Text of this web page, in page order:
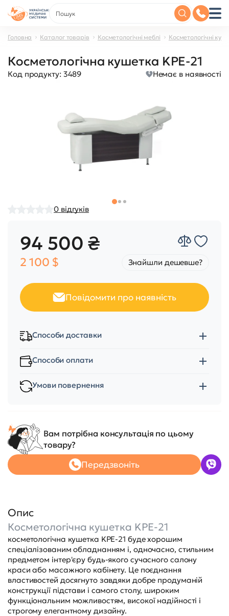
Головна Каталог товарів Косметологічні меблі Косметологічні
Косметологічна кушетка KPE-21
Код продукту: 3489 Немає в наявності
0 відгуків
94 500 ₴
2 100 $ Знайшли дешевше?
Повідомити про наявність
Способи доставки
Способи оплати
Умови повернення
Вам потрібна консультація по цьому
товару?
Передзвоніть
Опис
Косметологічна кушетка KPE-21
косметологічна кушетка KPE-21 буде хорошим
спеціалізованим обладнанням і, одночасно, стильним
предметом інтер'єру будь-якого сучасного салону
краси або масажного кабінету. Це поєднання
властивостей досягнуто завдяки добре продуманій
конструкції підстави і самого столу, широким
функціональним можливостям, високої надійності і
строгому елегантному дизайну.